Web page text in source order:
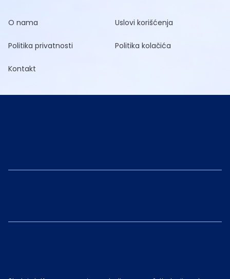
O nama Uslovi korišćenja
Politika privatnosti Politika kolačića
Kontakt